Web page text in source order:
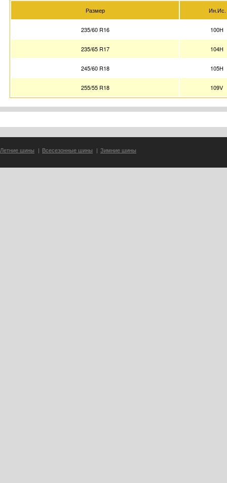
Размер Ин.Ис.
235/60 R16 100H
235/65 R17 104H
245/60 R18 105H
255/55 R18 109V
Летние шины | Всесезонные шины | Зимние шины